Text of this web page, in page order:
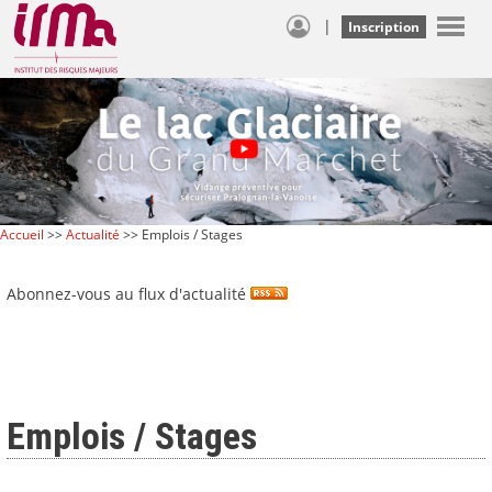
| Inscription
Accueil >>Actualité >> Emplois / Stages
Abonnez-vous au flux d'actualité
Emplois / Stages